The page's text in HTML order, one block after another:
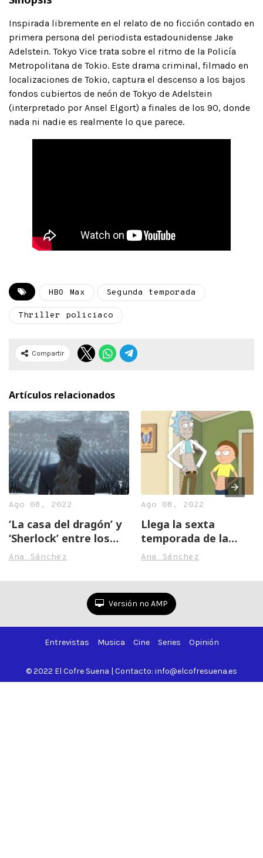
Inspirada libremente en el relato de no ficción contado en
primera persona del periodista estadounidense Jake
Adelstein. Tokyo Vice trata sobre el ritmo de la Policía
Metropolitana de Tokio. Este drama criminal, filmado en
localizaciones de Tokio, captura el descenso a los bajos
fondos cubiertos de neón de Tokyo de Adelstein
(interpretado por Ansel Elgort) a finales de los 90, donde
nada ni nadie es realmente lo que parece.
HBO Max Segunda temporada
Thriller policiaco
Compartir
Artículos relacionados
Ago 08, 2022
‘La casa del dragón’ y
‘Sherlock’ entre los
estrenos de agosto
Ana Sánchez
Ago 08, 2022
Llega la sexta
temporada de la
aclamada serie, ‘Rick y
Ana Sánchez
Versión no AMP
Entrevistas Musica Cine Series Opinión
© 2022 El Cofre Suena | Contacto: info@elcofresuena.es